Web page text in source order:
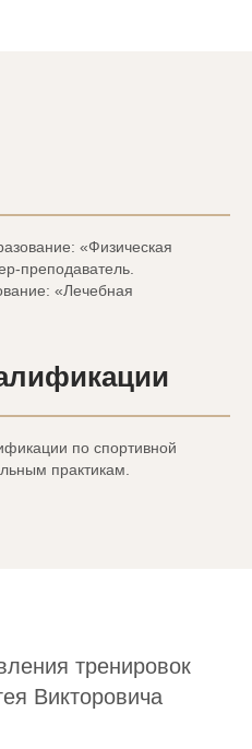
«Физическая
преподаватель.
«Лечебная
по спортивной
практикам.
тренировок
Викторовича